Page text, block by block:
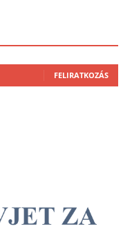
FELIRATKOZÁS